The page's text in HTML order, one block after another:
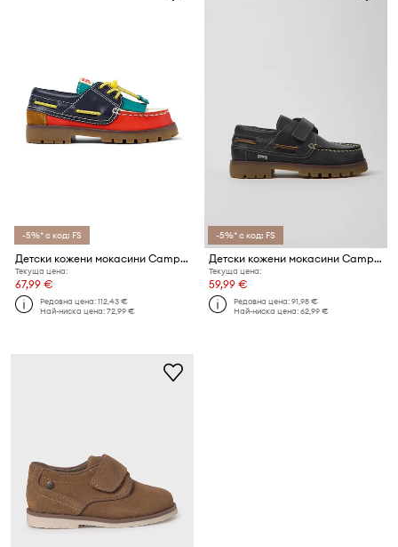
-5%* с код: FS
Детски кожени мокасини Camper by Bobo Choses
Текуща цена:
67,99 €
Редовна цена:112,43 €
Най-ниска цена:72,99 €
-5%* с код: FS
Детски кожени мокасини Camper
Текуща цена:
59,99 €
Редовна цена:91,98 €
Най-ниска цена:62,99 €